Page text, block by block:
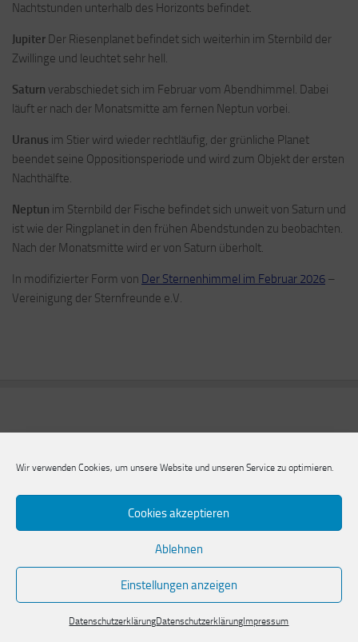
Wir verwenden Cookies, um unsere Website und unseren Service zu optimieren.
Cookies akzeptieren
Ablehnen
Einstellungen anzeigen
DatenschutzerklärungDatenschutzerklärung Impressum
Nachtstunden unterhalb des Horizonts befindet.
Jupiter Der Riesenplanet befindet sich weiterhin im Sternbild der
Zwillinge und leuchtet sehr hell.
Saturn verabschiedet sich im Februar vom Abendhimmel. Dabei
läuft er nach der Monatsmitte am fernen Neptun vorbei.
Uranus im Stier wird wieder rechtläufig, der grünliche Planet
beendet seine Oppositionsperiode und wird zum Objekt der ersten
Nachthälfte.
Neptun im Sternbild der Fische befindet sich unweit von Saturn und
ist wie der Ringplanet in den frühen Abendstunden zu beobachten.
Nach der Monatsmitte wird er von Saturn überholt.
In modifizierter Form von Der Sternenhimmel im Februar 2026 –
Vereinigung der Sternfreunde e.V.